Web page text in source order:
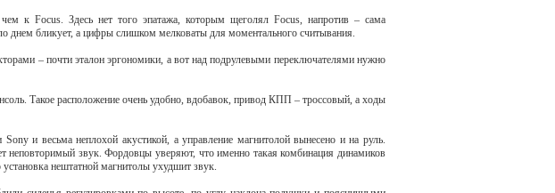
к Focus. Здесь нет того эпатажа, которым щеголял Focus, напротив – сама
днем бликует, а цифры слишком мелковаты для моментального считывания.
– почти эталон эргономики, а вот над подрулевыми переключателями нужно
Такое расположение очень удобно, вдобавок, привод КПП – троссовый, а ходы
и весьма неплохой акустикой, а управление магнитолой вынесено и на руль.
неповторимый звук. Фордовцы уверяют, что именно такая комбинация динамиков
нештатной магнитолы ухудшит звук.